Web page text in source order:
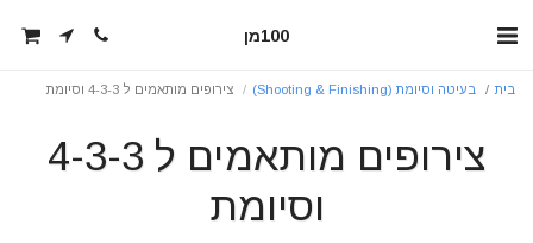
100מן
בית בעיטה וסיומת (Shooting & Finishing) צירופים מותאמים ל 4-3-3 וסיומת
צירופים מותאמים ל 4-3-3
וסיומת